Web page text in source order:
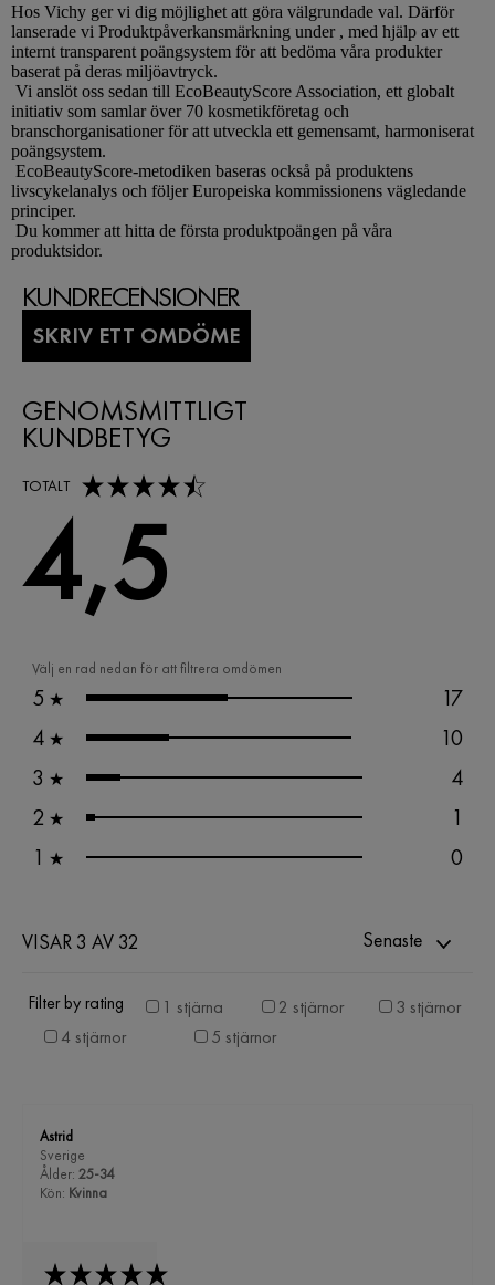
Hos Vichy ger vi dig möjlighet att göra välgrundade val. Därför
lanserade vi Produktpåverkansmärkning under , med hjälp av ett
internt transparent poängsystem för att bedöma våra produkter
baserat på deras miljöavtryck.
Vi anslöt oss sedan till EcoBeautyScore Association, ett globalt
initiativ som samlar över 70 kosmetikföretag och
branschorganisationer för att utveckla ett gemensamt, harmoniserat
poängsystem.
EcoBeautyScore-metodiken baseras också på produktens
livscykelanalys och följer Europeiska kommissionens vägledande
principer.
Du kommer att hitta de första produktpoängen på våra
produktsidor.
KUNDRECENSIONER
SKRIV ETT OMDÖME
Välj en rad nedan för att filtrera omdömen
5 ★
17
4 ★
10
3 ★
4
2 ★
1
1 ★ 0
GENOMSMITTLIGT
KUNDBETYG
TOTALT
4,5 out of 5 stars
4,5
VISAR 3 AV 32 Senaste
Filter by rating 1 stjärna 2 stjärnor
3 stjärnor
4 stjärnor
5 stjärnor
Astrid
Sverige
Ålder: 25-34
Kön: Kvinna